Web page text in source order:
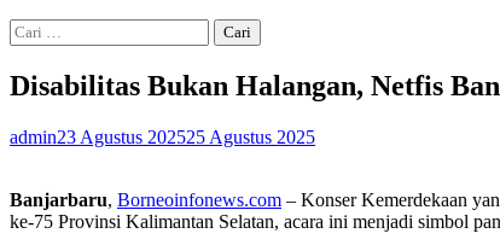
Cari
untuk:
Disabilitas Bukan Halangan, Netfis
admin23 Agustus 202525 Agustus 2025
Banjarbaru, Borneoinfonews.com – Konser Kemerdekaan
ke-75 Provinsi Kalimantan Selatan, acara ini menjadi simbol